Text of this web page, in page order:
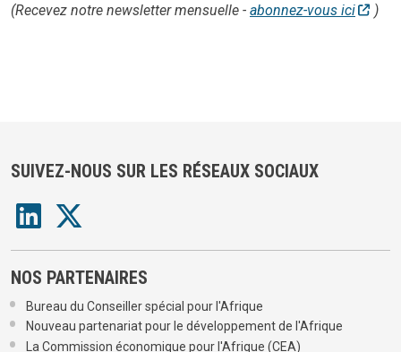
(Recevez notre newsletter mensuelle - abonnez-vous ici )
SUIVEZ-NOUS SUR LES RÉSEAUX SOCIAUX
NOS PARTENAIRES
Bureau du Conseiller spécial pour l'Afrique
Nouveau partenariat pour le développement de l'Afrique
La Commission économique pour l'Afrique (CEA)